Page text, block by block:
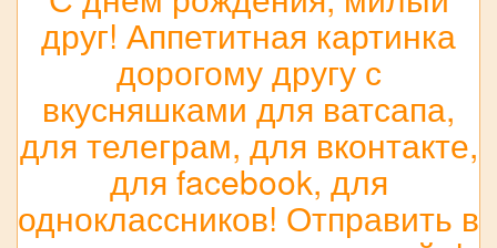
друг! Аппетитная картинка
дорогому другу с
вкусняшками для ватсапа,
для телеграм, для вконтакте,
для facebook, для
одноклассников! Отправить в